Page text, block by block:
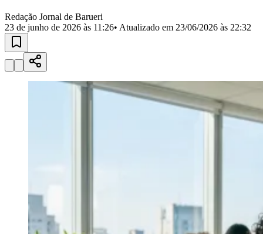
JubranBelvalBethavilleBoa
VistaCalifórnia CarapicuíbaCentroChácaras MarcoCidades da
Região
Militar
Califórnia Jardim dos Altos
Esperança Jardim Graziela
Jardim Paraíso Jardim Paulista Jardim Reginalice
Jardim São SilvestreJardim SilveiraJardim
OsascoParque dos
Parque Viana
Pirapora
Anuncie no Portal
Guia de Empresas
Divulgar Vagas
Publicidade Legal
Redação Jornal de Barueri
23 de junho de 2026 às 11:26• Atualizado em 23/06/2026 às 22:32